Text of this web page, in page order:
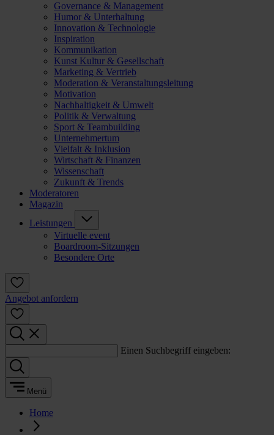
Governance & Management
Humor & Unterhaltung
Innovation & Technologie
Inspiration
Kommunikation
Kunst Kultur & Gesellschaft
Marketing & Vertrieb
Moderation & Veranstaltungsleitung
Motivation
Nachhaltigkeit & Umwelt
Politik & Verwaltung
Sport & Teambuilding
Unternehmertum
Vielfalt & Inklusion
Wirtschaft & Finanzen
Wissenschaft
Zukunft & Trends
Moderatoren
Magazin
Leistungen
Virtuelle event
Boardroom-Sitzungen
Besondere Orte
Angebot anfordern
Einen Suchbegriff eingeben:
Menü
Home